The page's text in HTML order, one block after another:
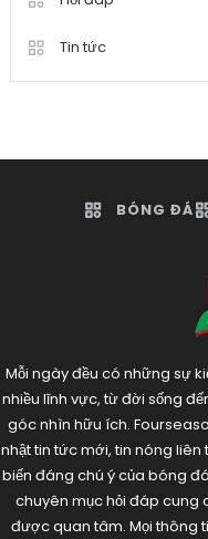
Tin tức
BÓNG ĐÁ
Mỗi ngày đều có những sự
nhiều lĩnh vực, từ đời sống
góc nhìn hữu ích.
nhật tin tức mới, tin nóng
biến đáng chú ý của bóng
chuyên mục hỏi đáp cung
được quan tâm. Mọi thông